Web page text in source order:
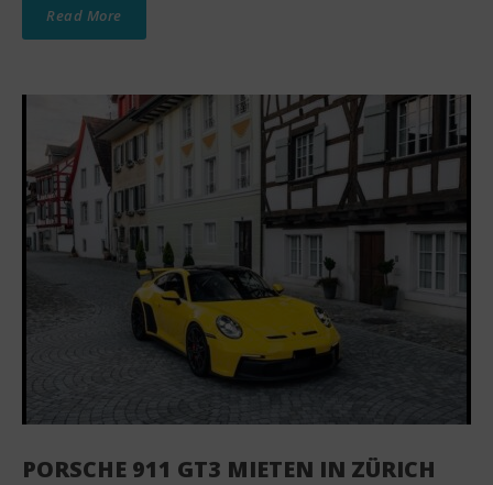
Read More
PORSCHE 911 GT3 MIETEN IN ZÜRICH